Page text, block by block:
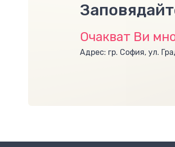
Очакват Ви
Адрес: гр. София, ул.